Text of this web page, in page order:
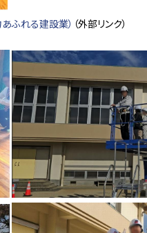
ふれる建設業） （外部リンク）